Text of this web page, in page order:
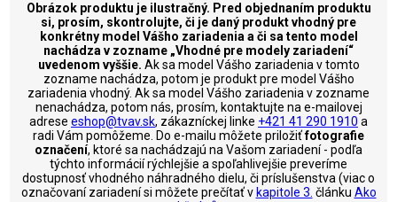
Obrázok produktu je ilustračný. Pred objednaním produktu
si, prosím, skontrolujte, či je daný produkt vhodný pre
konkrétny model Vášho zariadenia a či sa tento model
nachádza v zozname „Vhodné pre modely zariadení“
uvedenom vyššie. Ak sa model Vášho zariadenia v tomto
zozname nachádza, potom je produkt pre model Vášho
zariadenia vhodný. Ak sa model Vášho zariadenia v zozname
nenachádza, potom nás, prosím, kontaktujte na e-mailovej
adrese eshop@tvav.sk, zákazníckej linke +421 41 290 1910 a
radi Vám pomôžeme. Do e-mailu môžete priložiťfotografie
označení, ktoré sa nachádzajú na Vašom zariadení - podľa
týchto informácií rýchlejšie a spoľahlivejšie preveríme
dostupnosť vhodného náhradného dielu, či príslušenstva (viac o
označovaní zariadení si môžete prečítať v kapitole 3. článku Ako